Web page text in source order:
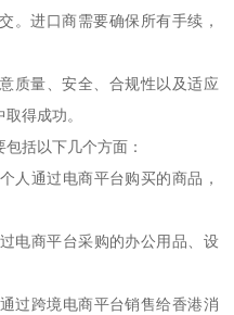
。进口商需要确保所有手续，
质量、安全、合规性以及适应
得成功。
括以下几个方面：
人通过电商平台购买的商品，
电商平台采购的办公用品、设
过跨境电商平台销售给香港消